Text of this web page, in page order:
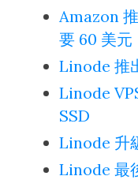
Amazon
要 60 美元
Linode 推
Linode
SSD
Linode 升
Linode 最